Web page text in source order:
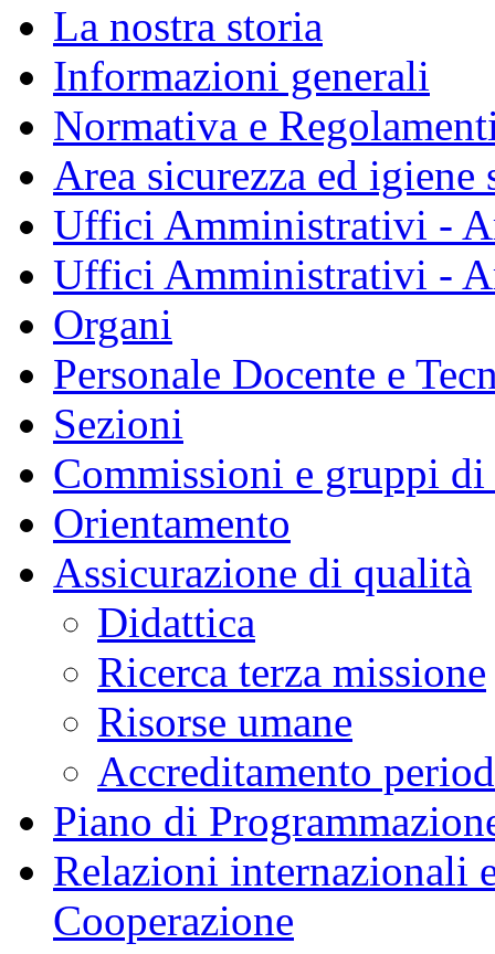
La nostra storia
Informazioni generali
Normativa e
Area sicurezza ed igiene
Uffici Amministrativi -
Uffici Amministrativi -
Organi
Personale Docente e
Sezioni
Commissioni e gruppi
Orientamento
Assicurazione di qualità
Didattica
Ricerca terza missione
Risorse umane
Accreditamento
Piano di
Relazioni internazionali
Cooperazione